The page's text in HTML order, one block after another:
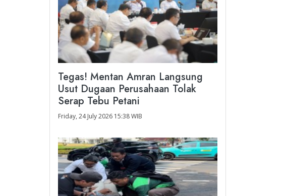
Tegas! Mentan Amran Langsung
Usut Dugaan Perusahaan Tolak
Serap Tebu Petani
Friday, 24 July 2026 15:38 WIB